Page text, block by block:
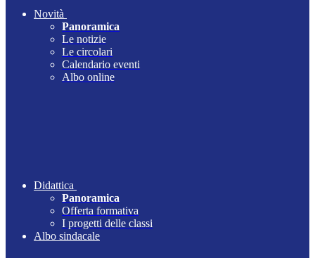
Novità
Panoramica
Le notizie
Le circolari
Calendario eventi
Albo online
Didattica
Panoramica
Offerta formativa
I progetti delle classi
Albo sindacale